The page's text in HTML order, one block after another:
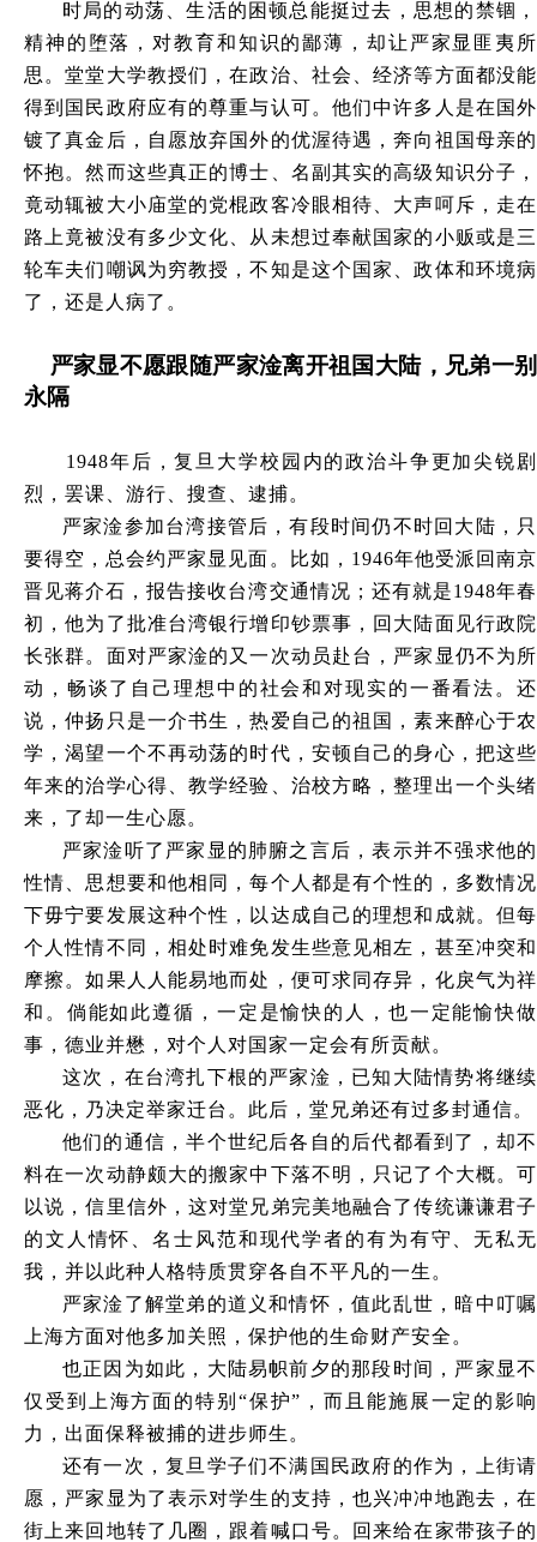
时局的动荡、生活的困顿总能挺过去，思想的禁锢，
精神的堕落，对教育和知识的鄙薄，却让严家显匪夷所
思。堂堂大学教授们，在政治、社会、经济等方面都没能
得到国民政府应有的尊重与认可。他们中许多人是在国外
镀了真金后，自愿放弃国外的优渥待遇，奔向祖国母亲的
怀抱。然而这些真正的博士、名副其实的高级知识分子，
竟动辄被大小庙堂的党棍政客冷眼相待、大声呵斥，走在
路上竟被没有多少文化、从未想过奉献国家的小贩或是三
轮车夫们嘲讽为穷教授，不知是这个国家、政体和环境病
了，还是人病了。
严家显不愿跟随严家淦离开祖国大陆，兄弟一别
永隔
1948年后，复旦大学校园内的政治斗争更加尖锐剧
烈，罢课、游行、搜查、逮捕。
严家淦参加台湾接管后，有段时间仍不时回大陆，只
要得空，总会约严家显见面。比如， 1946年他受派回南京
晋见蒋介石，报告接收台湾交通情况；还有就是1948年春
初，他为了批准台湾银行增印钞票事，回大陆面见行政院
长张群。面对严家淦的又一次动员赴台，严家显仍不为所
动，畅谈了自己理想中的社会和对现实的一番看法。还
说，仲扬只是一介书生，热爱自己的祖国，素来醉心于农
学，渴望一个不再动荡的时代，安顿自己的身心，把这些
年来的治学心得、教学经验、治校方略，整理出一个头绪
来，了却一生心愿。
严家淦听了严家显的肺腑之言后，表示并不强求他的
性情、思想要和他相同，每个人都是有个性的，多数情况
下毋宁要发展这种个性，以达成自己的理想和成就。但每
个人性情不同，相处时难免发生些意见相左，甚至冲突和
摩擦。如果人人能易地而处，便可求同存异，化戾气为祥
和。倘能如此遵循，一定是愉快的人，也一定能愉快做
事，德业并懋，对个人对国家一定会有所贡献。
这次，在台湾扎下根的严家淦，已知大陆情势将继续
恶化，乃决定举家迁台。此后，堂兄弟还有过多封通信。
他们的通信，半个世纪后各自的后代都看到了，却不
料在一次动静颇大的搬家中下落不明，只记了个大概。可
以说，信里信外，这对堂兄弟完美地融合了传统谦谦君子
的文人情怀、名士风范和现代学者的有为有守、无私无
我，并以此种人格特质贯穿各自不平凡的一生。
严家淦了解堂弟的道义和情怀，值此乱世，暗中叮嘱
上海方面对他多加关照，保护他的生命财产安全。
也正因为如此，大陆易帜前夕的那段时间，严家显不
仅受到上海方面的特别 “保护”，而且能施展一定的影响
力，出面保释被捕的进步师生。
还有一次，复旦学子们不满国民政府的作为，上街请
愿，严家显为了表示对学生的支持，也兴冲冲地跑去，在
街上来回地转了几圈，跟着喊口号。回来给在家带孩子的